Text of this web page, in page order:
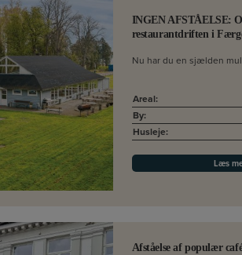
INGEN AFSTÅELSE:
restaurantdriften i
Nu har du en sjælden
Areal:
By:
Husleje:
Læs
Afståelse af populær